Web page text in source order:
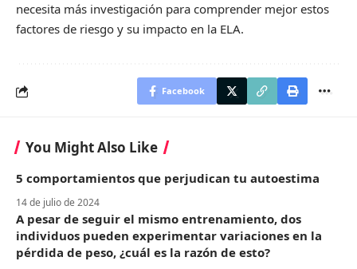
necesita más investigación para comprender mejor estos
factores de riesgo y su impacto en la ELA.
Facebook
You Might Also Like
5 comportamientos que perjudican tu autoestima
14 de julio de 2024
A pesar de seguir el mismo entrenamiento, dos
individuos pueden experimentar variaciones en la
pérdida de peso, ¿cuál es la razón de esto?